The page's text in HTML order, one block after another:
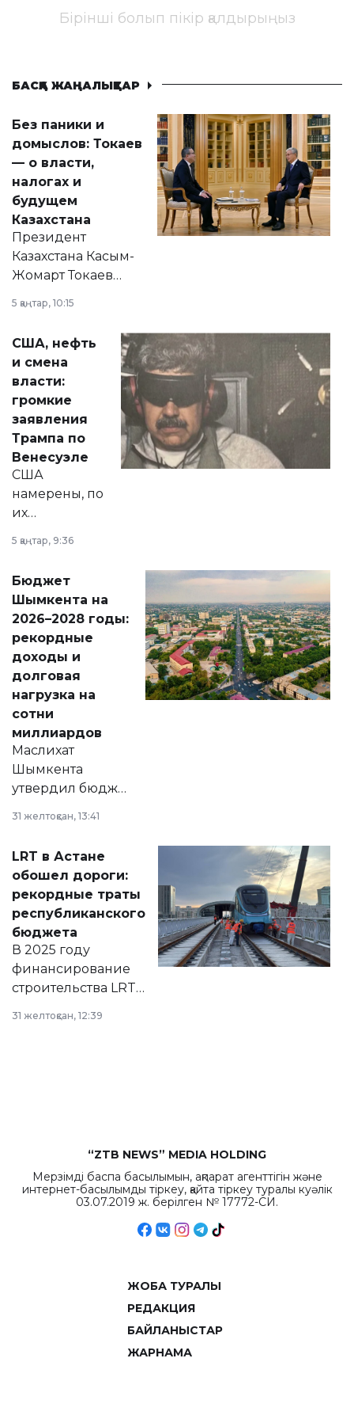
Бірінші болып пікір қалдырыңыз
БАСҚА ЖАҢАЛЫҚТАР
Без паники и
домыслов: Токаев
— о власти,
налогах и
будущем
Казахстана
Президент
Казахстана Касым-
Жомарт Токаев
сразу несколько
актуальных тем —
от слухов о
политических
реформах до
вопросов армии,
экономики и
личного здоровья.
5 қаңтар, 10:15
США, нефть
и смена
власти:
громкие
заявления
Трампа по
Венесуэле
США
намерены, по
их
принести
народу
Венесуэлы.
5 қаңтар, 9:36
Бюджет
Шымкента на
2026–2028 годы:
рекордные
доходы и
долговая
нагрузка на
сотни
миллиардов
Маслихат
Шымкента
утвердил бюджет
2028 годы.
документ
появился в базе
нормативных
правовых актов и
на сайте маслихат
города.
31 желтоқсан, 13:41
LRT в Астане
обошел дороги:
рекордные траты
республиканского
бюджета
В 2025 году
финансирование
строительства LRT
республиканского
31 желтоқсан, 12:39
“ZTB NEWS” MEDIA HOLDING
Мерзімді баспа басылымын, ақпарат агенттігін және
интернет-басылымды тіркеу, қайта тіркеу туралы куәлік
03.07.2019 ж. берілген № 17772-СИ.
ЖОБА ТУРАЛЫ
РЕДАКЦИЯ
БАЙЛАНЫСТАР
ЖАРНАМА